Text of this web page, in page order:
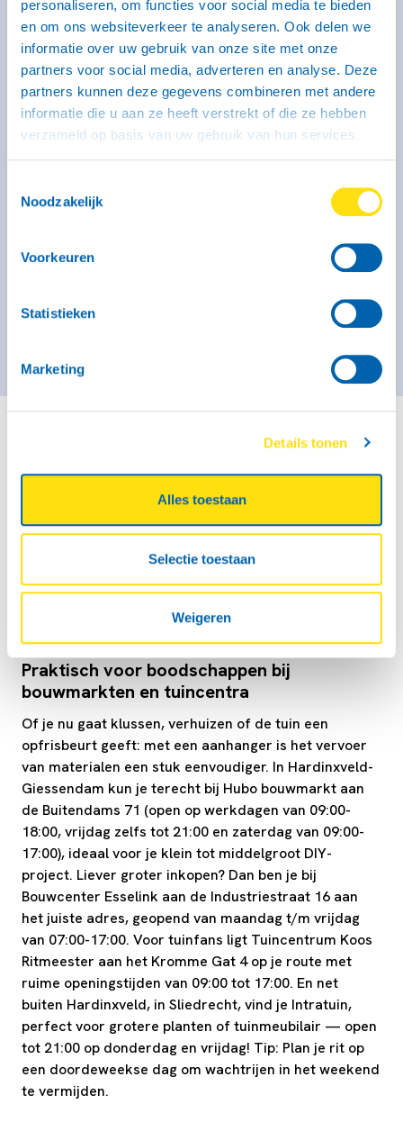
personaliseren, om functies voor social media te bieden
en om ons websiteverkeer te analyseren. Ook delen we
informatie over uw gebruik van onze site met onze
partners voor social media, adverteren en analyse. Deze
partners kunnen deze gegevens combineren met andere
informatie die u aan ze heeft verstrekt of die ze hebben
verzameld op basis van uw gebruik van hun services.
Noodzakelijk
Voorkeuren
Statistieken
Marketing
Details tonen
Alles toestaan
Selectie toestaan
Weigeren
Kenmerken
Binnenmaat: 246 x 131 x 150 cm
Laadvermogen: 320 kg
Max. massa: 750 kg
Geremd: Ja
€ 51,- per kalenderdag
aanhanger huren
In Hardinxveld-Giessendam huur je een boedelbak bij
de tankstations Lukoil en Haan. Deze verhuurlocaties
zijn eenvoudig bereikbaar en centraal gelegen binnen
huren wilt voor een korte klus of vervoersrit.
Praktisch voor boodschappen bij
bouwmarkten en tuincentra
Of je nu gaat klussen, verhuizen of de tuin een
opfrisbeurt geeft: met een aanhanger is het vervoer
van materialen een stuk eenvoudiger. In Hardinxveld-
Giessendam kun je terecht bij Hubo bouwmarkt aan
de Buitendams 71 (open op werkdagen van 09:00-
18:00, vrijdag zelfs tot 21:00 en zaterdag van 09:00-
17:00), ideaal voor je klein tot middelgroot DIY-
project. Liever groter inkopen? Dan ben je bij
Bouwcenter Esselink aan de Industriestraat 16 aan
het juiste adres, geopend van maandag t/m vrijdag
van 07:00-17:00. Voor tuinfans ligt Tuincentrum Koos
Ritmeester aan het Kromme Gat 4 op je route met
ruime openingstijden van 09:00 tot 17:00. En net
buiten Hardinxveld, in Sliedrecht, vind je Intratuin,
perfect voor grotere planten of tuinmeubilair — open
tot 21:00 op donderdag en vrijdag! Tip: Plan je rit op
een doordeweekse dag om wachtrijen in het weekend
te vermijden.